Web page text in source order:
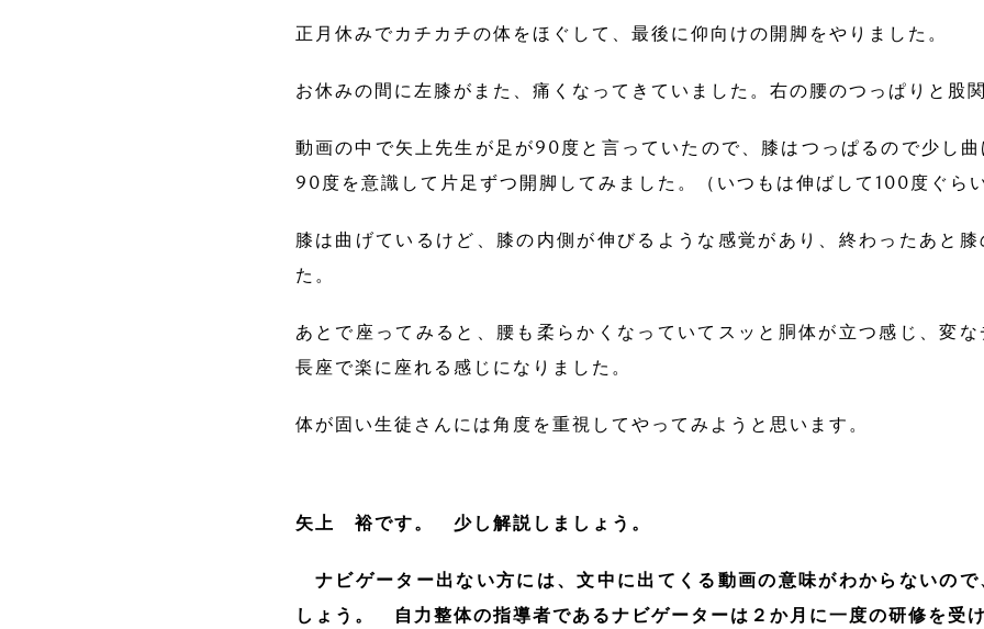
正月休みでカチカチの体をほぐして、最後に仰向けの開脚をやりました。
お休みの間に左膝がまた、痛くなってきていました。右の腰のつっぱりと股
動画の中で矢上先生が足が90度と言っていたので、膝はつっぱるので少し
90度を意識して片足ずつ開脚してみました。（いつもは伸ばして100度ぐら
膝は曲げているけど、膝の内側が伸びるような感覚があり、終わったあと
た。
あとで座ってみると、腰も柔らかくなっていてスッと胴体が立つ感じ、変
長座で楽に座れる感じになりました。
体が固い生徒さんには角度を重視してやってみようと思います。
矢上 裕です。 少し解説しましょう。
ナビゲーター出ない方には、文中に出てくる動画の意味がわからないので
しょう。 自力整体の指導者であるナビゲーターは２か月に一度の研修を受け